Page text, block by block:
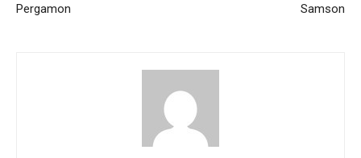
Pergamon Samson